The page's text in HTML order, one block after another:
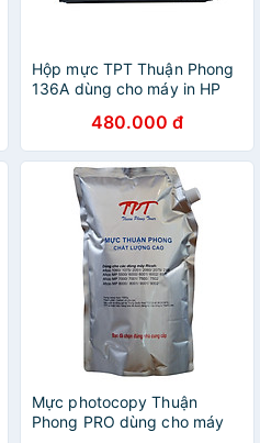
Hộp mực TPT Thuận Phong
136A dùng cho máy in HP
Chính Hãng480.000 đ
Mực photocopy Thuận
Phong PRO dùng cho máy